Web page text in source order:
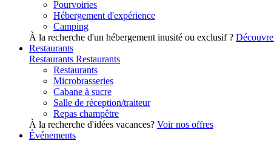
Pourvoiries
Hébergement d'expérience
Camping
À la recherche d'un hébergement inusité ou exclusif ?
Restaurants
Restaurants Restaurants
Restaurants
Microbrasseries
Cabane à sucre
Salle de réception/traiteur
Repas champêtre
À la recherche d'idées vacances? Voir nos offres
Événements